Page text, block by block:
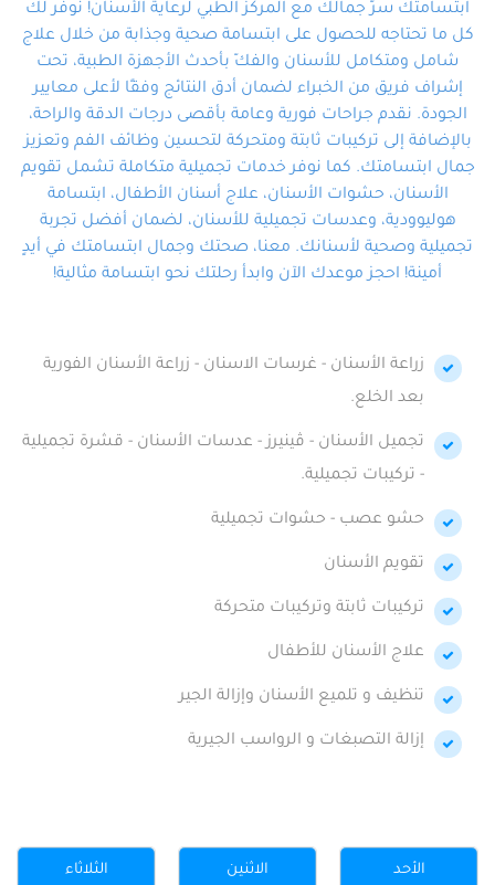
المتخصص ذوي الخبرة، ستجد نفسك
في أيد أمينة تلبي احتياجاتك بكل
احترافية ودقة.
ابتسامتك سرّ جمالك مع المركز الطبي لرعاية الأسنان! نوفر لك
كل ما تحتاجه للحصول على ابتسامة صحية وجذابة من خلال علاج
شامل ومتكامل للأسنان والفكّ بأحدث الأجهزة الطبية، تحت
إشراف فريق من الخبراء لضمان أدق النتائج وفقًا لأعلى معايير
الجودة. نقدم جراحات فورية وعامة بأقصى درجات الدقة والراحة،
بالإضافة إلى تركيبات ثابتة ومتحركة لتحسين وظائف الفم وتعزيز
جمال ابتسامتك. كما نوفر خدمات تجميلية متكاملة تشمل تقويم
الأسنان، حشوات الأسنان، علاج أسنان الأطفال، ابتسامة
هوليوودية، وعدسات تجميلية للأسنان، لضمان أفضل تجربة
تجميلية وصحية لأسنانك. معنا، صحتك وجمال ابتسامتك في أيدٍ
أمينة! احجز موعدك الآن وابدأ رحلتك نحو ابتسامة مثالية!
زراعة الأسنان - غرسات الاسنان - زراعة الأسنان الفورية
بعد الخلع.
تجميل الأسنان - ڤينيرز - عدسات الأسنان - قشرة تجميلية
- تركيبات تجميلية.
حشو عصب - حشوات تجميلية
تقويم الأسنان
تركيبات ثابتة وتركيبات متحركة
علاج الأسنان للأطفال
تنظيف و تلميع الأسنان وإزالة الجير
إزالة التصبغات و الرواسب الجيرية
الأحد
الاثنين
الثلاثاء